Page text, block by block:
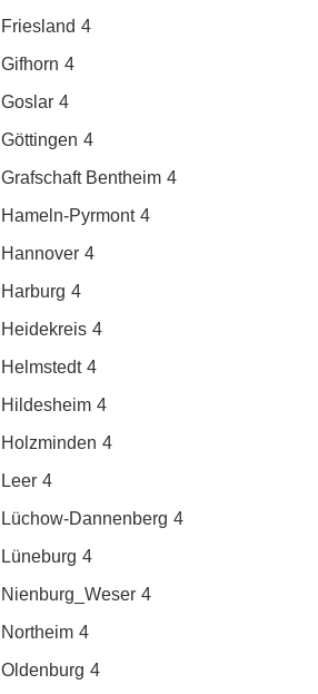
Friesland 4
Gifhorn 4
Goslar 4
Göttingen 4
Grafschaft Bentheim 4
Hameln-Pyrmont 4
Hannover 4
Harburg 4
Heidekreis 4
Helmstedt 4
Hildesheim 4
Holzminden 4
Leer 4
Lüchow-Dannenberg 4
Lüneburg 4
Nienburg_Weser 4
Northeim 4
Oldenburg 4